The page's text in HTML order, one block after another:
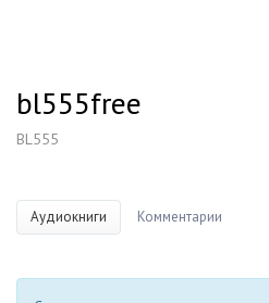
bl555free
BL555
Аудиокниги Комментарии